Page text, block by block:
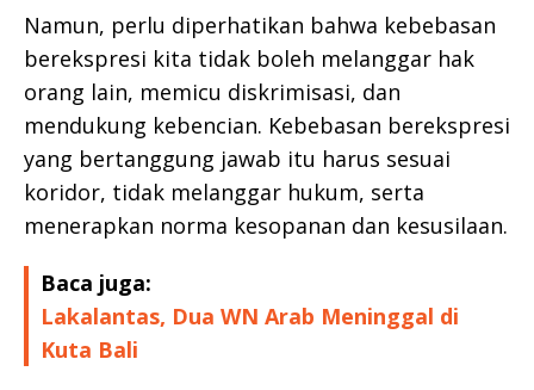
Namun, perlu diperhatikan bahwa kebebasan
berekspresi kita tidak boleh melanggar hak
orang lain, memicu diskrimisasi, dan
mendukung kebencian. Kebebasan berekspresi
yang bertanggung jawab itu harus sesuai
koridor, tidak melanggar hukum, serta
menerapkan norma kesopanan dan kesusilaan.
Baca juga:
Lakalantas, Dua WN Arab Meninggal di
Kuta Bali